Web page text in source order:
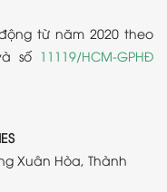
từ năm 2020 theo
số 11119/HCM-GPHĐ
Xuân Hòa, Thành